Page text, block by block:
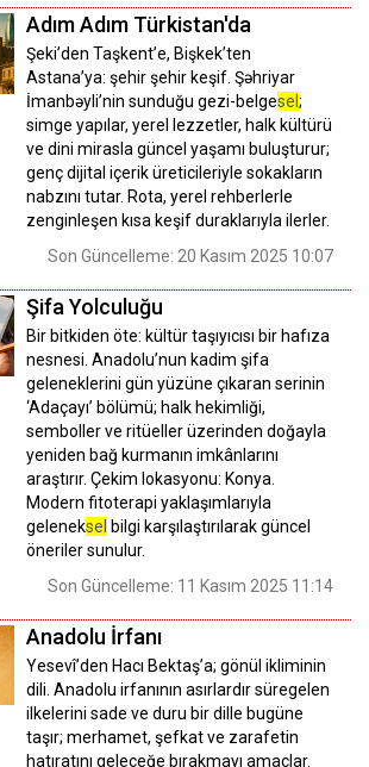
Adım Adım Türkistan'da
Şeki’den Taşkent’e, Bişkek’ten
Astana’ya: şehir şehir keşif. Şəhriyar
İmanbəyli’nin sunduğu gezi-belgesel ;
simge yapılar, yerel lezzetler, halk kültürü
ve dini mirasla güncel yaşamı buluşturur;
genç dijital içerik üreticileriyle sokakların
nabzını tutar. Rota, yerel rehberlerle
zenginleşen kısa keşif duraklarıyla ilerler.
Son Güncelleme: 20 Kasım 2025 10:07
Şifa Yolculuğu
Bir bitkiden öte: kültür taşıyıcısı bir hafıza
nesnesi. Anadolu’nun kadim şifa
geleneklerini gün yüzüne çıkaran serinin
‘Adaçayı’ bölümü; halk hekimliği,
semboller ve ritüeller üzerinden doğayla
yeniden bağ kurmanın imkânlarını
araştırır. Çekim lokasyonu: Konya.
Modern fitoterapi yaklaşımlarıyla
geleneksel bilgi karşılaştırılarak güncel
öneriler sunulur.
Son Güncelleme: 11 Kasım 2025 11:14
Anadolu İrfanı
Yesevî’den Hacı Bektaş’a; gönül ikliminin
dili. Anadolu irfanının asırlardır süregelen
ilkelerini sade ve duru bir dille bugüne
taşır; merhamet, şefkat ve zarafetin
hatıratını geleceğe bırakmayı amaçlar.